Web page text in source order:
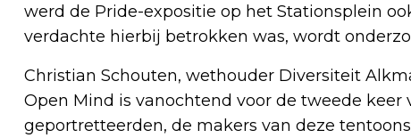
werd de Pride-expositie op het Stationsplein
verdachte hierbij betrokken was, wordt
Christian Schouten, wethouder Diversiteit
Open Mind is vanochtend voor de tweede keer
geportretteerden, de makers van deze